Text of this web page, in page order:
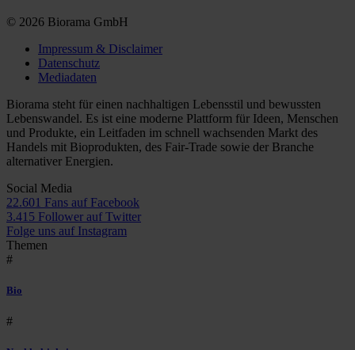
© 2026 Biorama GmbH
Impressum & Disclaimer
Datenschutz
Mediadaten
Biorama steht für einen nachhaltigen Lebensstil und bewussten
Lebenswandel. Es ist eine moderne Plattform für Ideen, Menschen
und Produkte, ein Leitfaden im schnell wachsenden Markt des
Handels mit Bioprodukten, des Fair-Trade sowie der Branche
alternativer Energien.
Social Media
22.601 Fans auf Facebook
3.415 Follower auf Twitter
Folge uns auf Instagram
Themen
#
Bio
#